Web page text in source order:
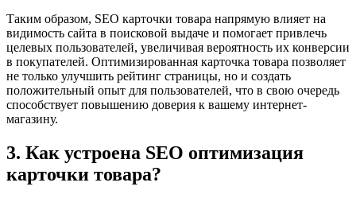
Таким образом, SEO карточки товара напрямую влияет на
видимость сайта в поисковой выдаче и помогает привлечь
целевых пользователей, увеличивая вероятность их конверсии
в покупателей. Оптимизированная карточка товара позволяет
не только улучшить рейтинг страницы, но и создать
положительный опыт для пользователей, что в свою очередь
способствует повышению доверия к вашему интернет-
магазину.
3. Как устроена SEO оптимизация
карточки товара?